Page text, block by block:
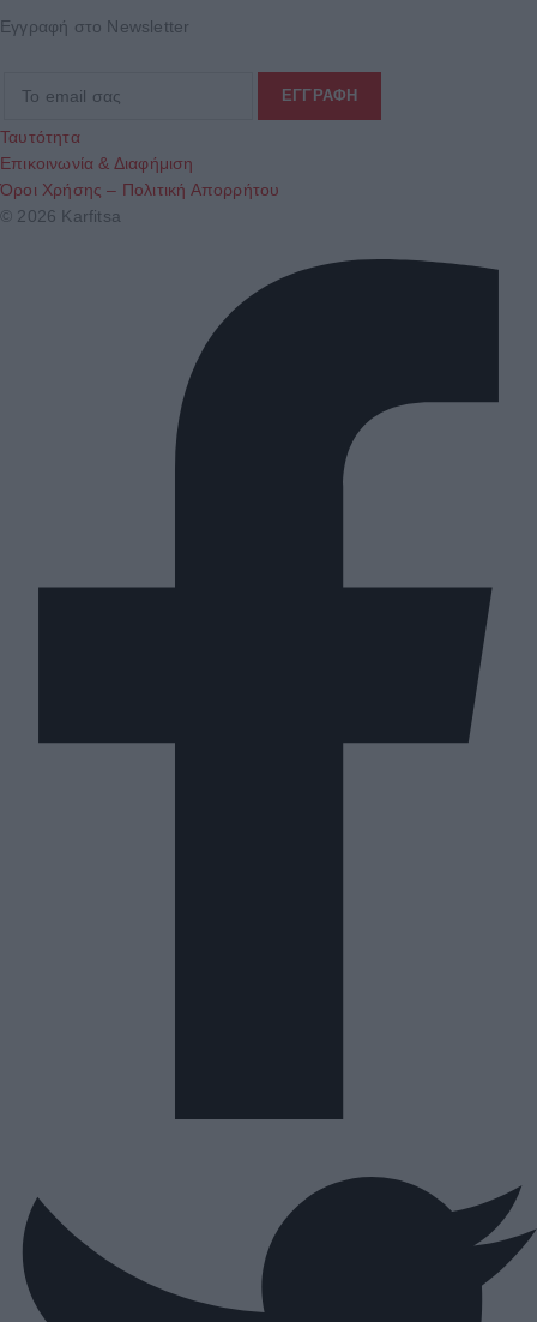
Εγγραφή στο Newsletter
Ταυτότητα
Επικοινωνία & Διαφήμιση
Όροι Χρήσης – Πολιτική Απορρήτου
© 2026 Karfitsa